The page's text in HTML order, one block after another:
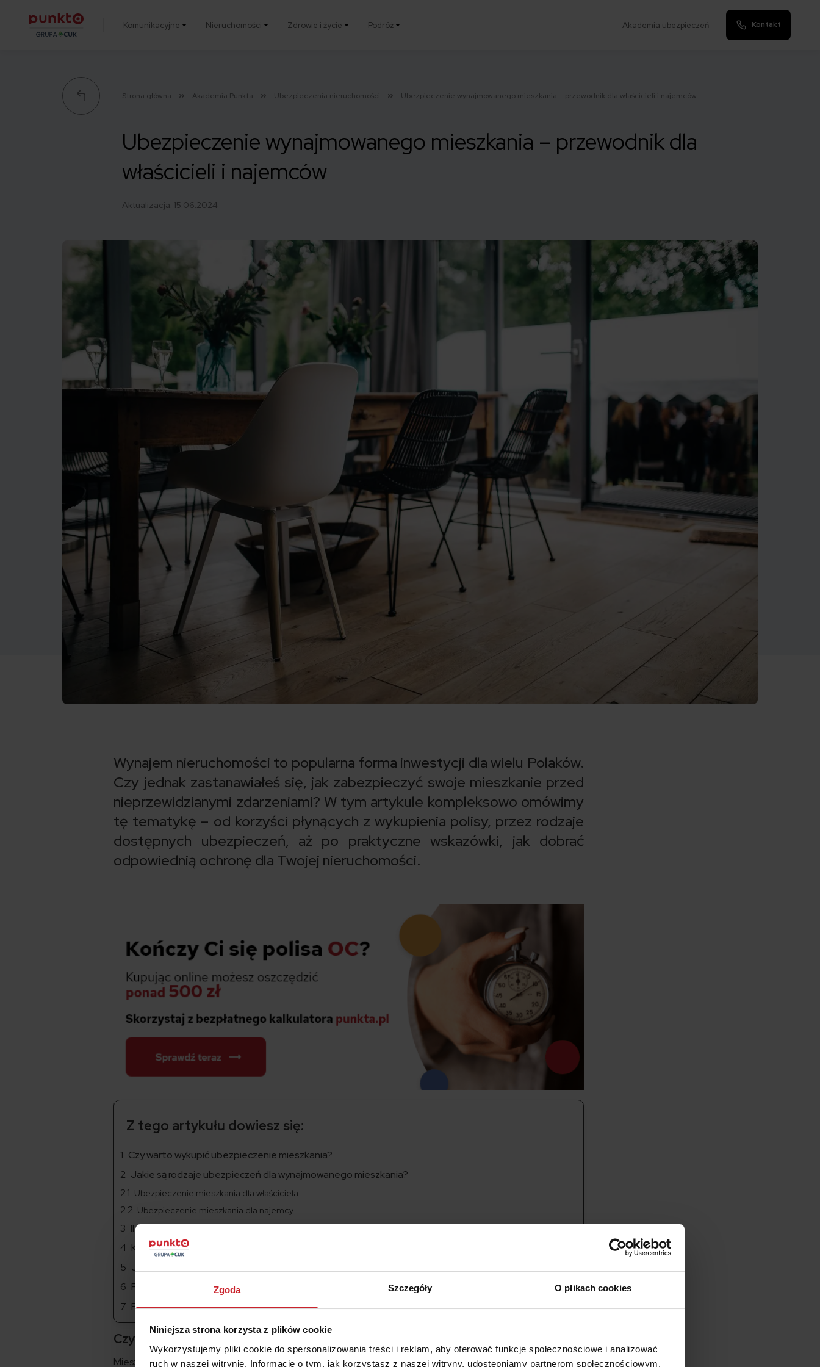
Zgoda Szczegóły O plikach cookies
Niniejsza strona korzysta z plików cookie
Wykorzystujemy pliki cookie do spersonalizowania treści i reklam, aby oferować funkcje społecznościowe i analizować
ruch w naszej witrynie. Informacje o tym, jak korzystasz z naszej witryny, udostępniamy partnerom społecznościowym,
Komunikacyjne Nieruchomości Zdrowie i życie Podróż Akademia ubezpieczeń Kontakt
Strona główna Akademia Punkta Ubezpieczenia nieruchomości Ubezpieczenie wynajmowanego mieszkania – przewodnik dla właścicieli i najemców
Ubezpieczenie wynajmowanego mieszkania – przewodnik dla
właścicieli i najemców
Aktualizacja: 15.06.2024
Wynajem nieruchomości to popularna forma inwestycji dla wielu Polaków.
Czy jednak zastanawiałeś się, jak zabezpieczyć swoje mieszkanie przed
nieprzewidzianymi zdarzeniami? W tym artykule kompleksowo omówimy
tę tematykę – od korzyści płynących z wykupienia polisy, przez rodzaje
dostępnych ubezpieczeń, aż po praktyczne wskazówki, jak dobrać
odpowiednią ochronę dla Twojej nieruchomości.
Z tego artykułu dowiesz się:
Czy warto wykupić ubezpieczenie mieszkania?
Jakie są rodzaje ubezpieczeń dla wynajmowanego mieszkania?
Ubezpieczenie mieszkania dla właściciela
Ubezpieczenie mieszkania dla najemcy
Ile zapłacisz za ubezpieczenie mieszkania na wynajem?
Kiedy ubezpieczyciel nie wypłaci Ci odszkodowania?
Jak zgłosić szkodę?
Podsumowanie
Pytania i odpowiedzi
Czy warto wykupić ubezpieczenie mieszkania?
Mieszkanie to Twój majątek – bez względu na to, czy zamieszkujesz je samodzielnie, czy też oddajesz w ręce